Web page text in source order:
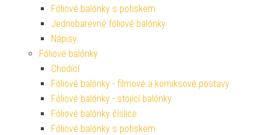
Fóliové balónky s potiskem
Jednobarevné fóliové balónky
Nápisy
Fóliové balónky
Chodící
Fóliové balónky - filmové a komiksové postavy
Fóliové balónky - stojící balónky
Fóliové balónky číslice
Fóliové balónky s potiskem